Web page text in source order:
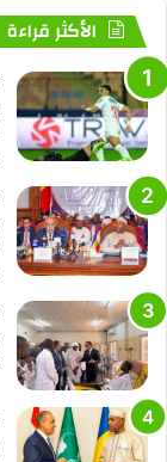
الأكثر قراءة